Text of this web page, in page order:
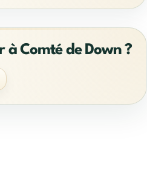
Comté de Down ?